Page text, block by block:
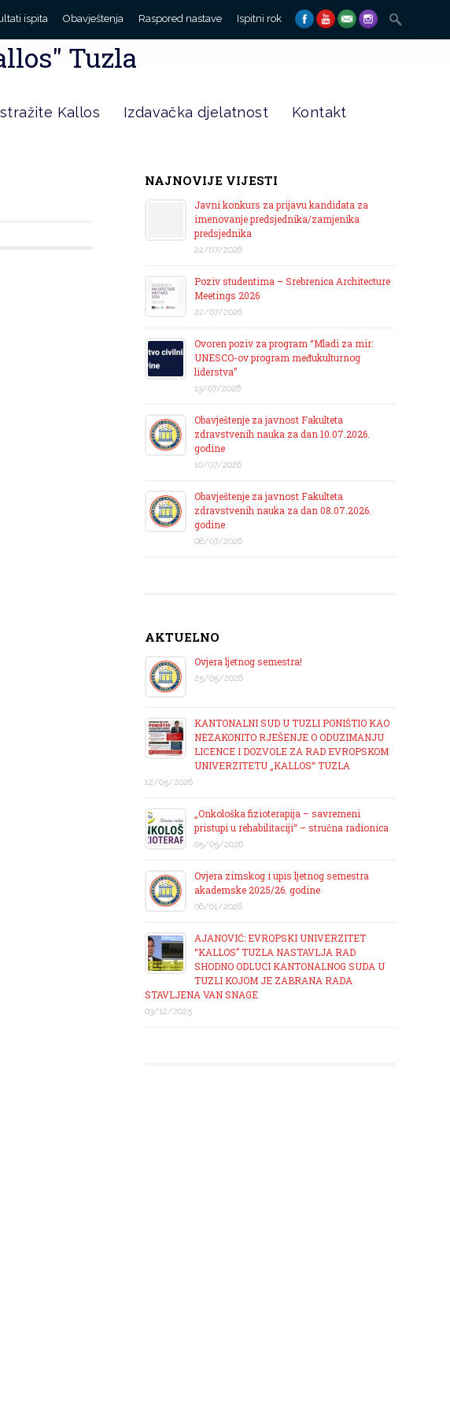
ispita Obavještenja Raspored nastave Ispitni rok
Search
for:
Tuzla
Kallos Izdavačka djelatnost Kontakt
NAJNOVIJE VIJESTI
Javni konkurs za prijavu kandidata za
imenovanje predsjednika/zamjenika
predsjednika
22/07/2026
Poziv studentima – Srebrenica Architecture
Meetings 2026
22/07/2026
Ovoren poziv za program “Mladi za mir:
UNESCO-ov program međukulturnog
liderstva”
13/07/2026
Obavještenje za javnost Fakulteta
zdravstvenih nauka za dan 10.07.2026.
godine
10/07/2026
Obavještenje za javnost Fakulteta
zdravstvenih nauka za dan 08.07.2026.
godine
08/07/2026
AKTUELNO
Ovjera ljetnog semestra!
25/05/2026
KANTONALNI SUD U TUZLI PONIŠTIO KAO
NEZAKONITO RJEŠENJE O ODUZIMANJU
LICENCE I DOZVOLE ZA RAD EVROPSKOM
UNIVERZITETU „KALLOS“ TUZLA
12/05/2026
„Onkološka fizioterapija – savremeni
pristupi u rehabilitaciji“ – stručna radionica
05/05/2026
Ovjera zimskog i upis ljetnog semestra
akademske 2025/26. godine
06/01/2026
AJANOVIĆ: EVROPSKI UNIVERZITET
“KALLOS” TUZLA NASTAVLJA RAD
SHODNO ODLUCI KANTONALNOG SUDA U
TUZLI KOJOM JE ZABRANA RADA
STAVLJENA VAN SNAGE
03/12/2025